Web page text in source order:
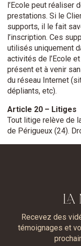
l’Ecole peut
prestations. Si le
supports, il le fait
l’inscription. Ces
utilisés uniquement
activités de l’Ecole
présent et à venir
du réseau Internet
dépliants, etc).
Article 20 – Litiges
Tout litige relève de
de Périgueux (24).
Recevez des
témoignages et